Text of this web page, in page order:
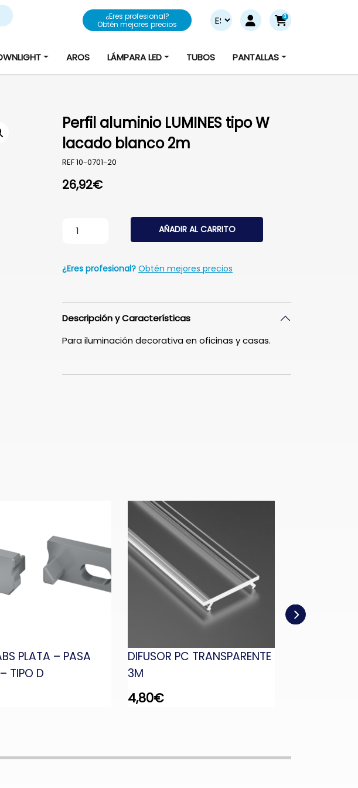
¿Eres profesional?
Obtén mejores precios
0
AROS LÁMPARA LED TUBOS PANTALLAS
Perfil aluminio LUMINES tipo W
lacado blanco 2m
REF10-0701-20
26,92€
Perfil aluminio LUMINES tipo W lacado blanco 2m cantidad
AÑADIR AL CARRITO
¿Eres profesional? Obtén mejores precios
Descripción y Características
Para iluminación decorativa en oficinas y casas.
PLATA – PASA
TIPO D
DIFUSOR PC TRANSPARENTE
3M
4,80€